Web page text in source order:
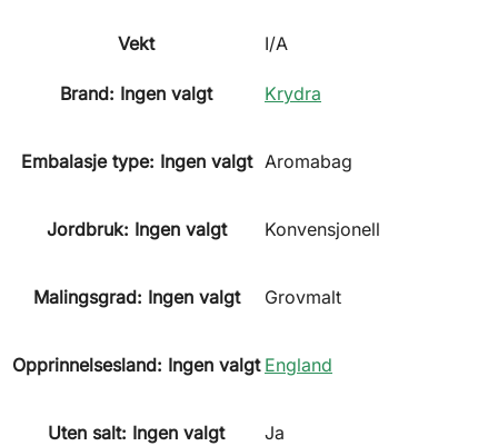
Vekt I/A
Brand: Ingen valgt Krydra
Embalasje type: Ingen valgt Aromabag
Jordbruk: Ingen valgt Konvensjonell
Malingsgrad: Ingen valgt Grovmalt
Opprinnelsesland: Ingen valgt England
Uten salt: Ingen valgt Ja